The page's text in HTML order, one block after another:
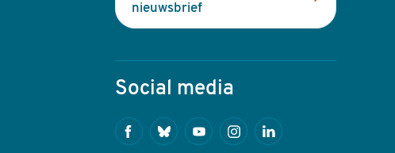
nieuwsbrief
Social media
FacebookBlueskyYoutubeInstagramLinkedin